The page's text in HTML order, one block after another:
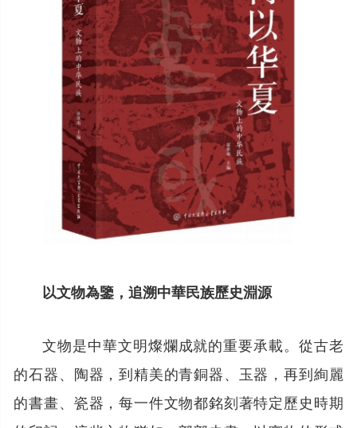
以文物為鑒，追溯中華民族歷史淵源
文物是中華文明燦爛成就的重要承載。從古老
的石器、陶器，到精美的青銅器、玉器，再到絢麗
的書畫、瓷器，每一件文物都銘刻著特定歷史時期